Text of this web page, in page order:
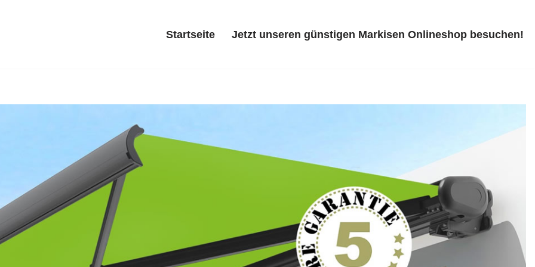
Startseite Jetzt unseren günstigen Markisen Onlineshop besuchen!